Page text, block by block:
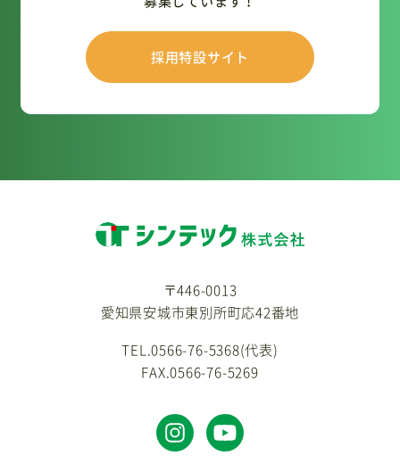
採用特設サイト
〒446-0013
愛知県安城市東別所町応42番地
TEL.0566-76-5368(代表)
FAX.0566-76-5269